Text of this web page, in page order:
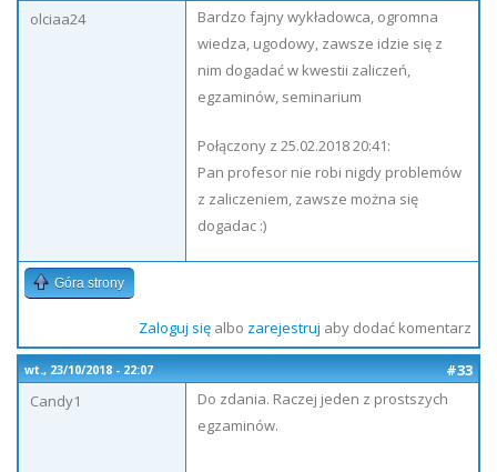
olciaa24
Bardzo fajny wykładowca, ogromna
wiedza, ugodowy, zawsze idzie się z
nim dogadać w kwestii zaliczeń,
egzaminów, seminarium
Połączony z 25.02.2018 20:41:
Pan profesor nie robi nigdy problemów
z zaliczeniem, zawsze można się
dogadac :)
Góra strony
Zaloguj sięalbo zarejestruj aby dodać komentarz
wt., 23/10/2018 - 22:07
#33
Candy1
Do zdania. Raczej jeden z prostszych
egzaminów.